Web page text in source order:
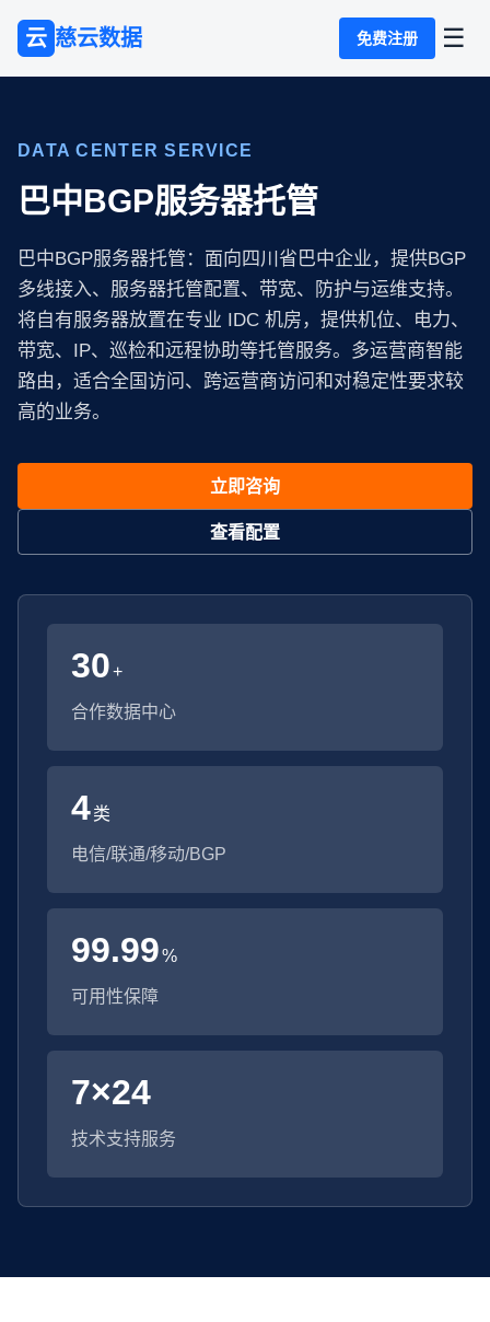
云 慈云数据 免费注册 ☰
DATA CENTER SERVICE
巴中BGP服务器托管
巴中BGP服务器托管：面向四川省巴中企业，提供BGP
多线接入、服务器托管配置、带宽、防护与运维支持。
将自有服务器放置在专业 IDC 机房，提供机位、电力、
带宽、IP、巡检和远程协助等托管服务。多运营商智能
路由，适合全国访问、跨运营商访问和对稳定性要求较
高的业务。
立即咨询
查看配置
30+
合作数据中心
4类
电信/联通/移动/BGP
99.99%
可用性保障
7×24
技术支持服务